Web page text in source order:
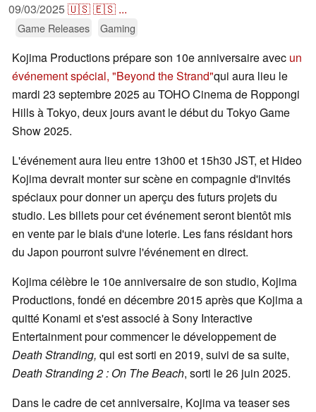
09/03/2025🇺🇸🇪🇸 ...
Game Releases Gaming
Kojima Productions prépare son 10e anniversaire avec un
événement spécial, "Beyond the Strand"qui aura lieu le
mardi 23 septembre 2025 au TOHO Cinema de Roppongi
Hills à Tokyo, deux jours avant le début du Tokyo Game
Show 2025.
L'événement aura lieu entre 13h00 et 15h30 JST, et Hideo
Kojima devrait monter sur scène en compagnie d'invités
spéciaux pour donner un aperçu des futurs projets du
studio. Les billets pour cet événement seront bientôt mis
en vente par le biais d'une loterie. Les fans résidant hors
du Japon pourront suivre l'événement en direct.
Kojima célèbre le 10e anniversaire de son studio, Kojima
Productions, fondé en décembre 2015 après que Kojima a
quitté Konami et s'est associé à Sony Interactive
Entertainment pour commencer le développement de
Death Stranding, qui est sorti en 2019, suivi de sa suite,
Death Stranding 2 : On The Beach, sorti le 26 juin 2025.
Dans le cadre de cet anniversaire, Kojima va teaser ses